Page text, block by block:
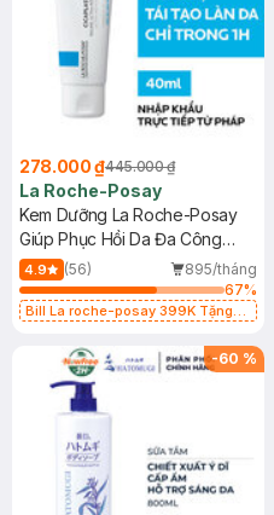
278.000 ₫445.000 ₫
La Roche-Posay
Kem Dưỡng La Roche-Posay
Giúp Phục Hồi Da Đa Công
Dụng 40ml
4.9 (56)
895/tháng
67%
Bill La roche-posay 399K Tặng
(SL có hạn)
-60 %